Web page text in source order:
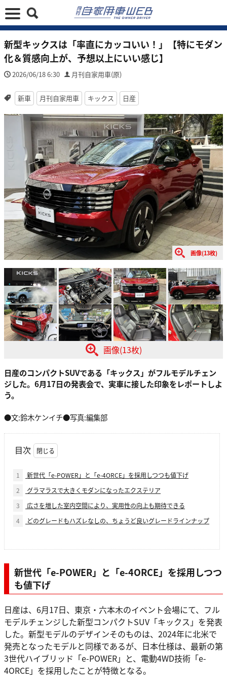
新型キックスは「率直にカッコいい！」【特にモダン
化＆質感向上が、予想以上にいい感じ】
2026/06/18 6:30 月刊自家用車(原)
新車 月刊自家用車 キックス 日産
画像(13枚)
画像(13枚)
日産のコンパクトSUVである「キックス」がフルモデルチェン
ジした。6月17日の発表会で、実車に接した印象をレポートしよ
う。
●文:鈴木ケンイチ●写真:編集部
目次
1
新世代「e-POWER」と「e-4ORCE」を採用しつつも値下げ
2
グラマラスで大きくモダンになったエクステリア
3
広さを増した室内空間により、実用性の向上も期待できる
4
どのグレードもハズレなしの、ちょうど良いグレードラインナップ
新世代「e-POWER」と「e-4ORCE」を採用しつつ
も値下げ
日産は、6月17日、東京・六本木のイベント会場にて、フル
モデルチェンジした新型コンパクトSUV「キックス」を発表
した。新型モデルのデザインそのものは、2024年に北米で
発売となったモデルと同様であるが、日本仕様は、最新の第
3世代ハイブリッド「e-POWER」と、電動4WD技術「e-
4ORCE」を採用したことが特徴となる。